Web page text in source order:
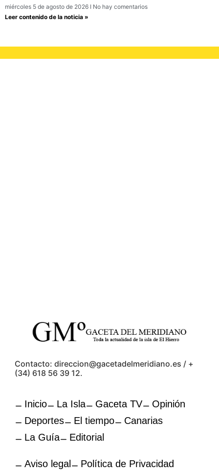
miércoles 5 de agosto de 2026
No hay comentarios
Leer contenido de la noticia »
Contacto: direccion@gacetadelmeridiano.es / +
(34) 618 56 39 12.
Inicio La Isla Gaceta TV
Opinión
Deportes
El tiempo
Canarias
La Guía
Editorial
Aviso legal Política de Privacidad